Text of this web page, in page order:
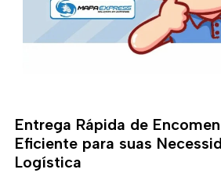
Entrega Rápida de
Eficiente para suas
Logística